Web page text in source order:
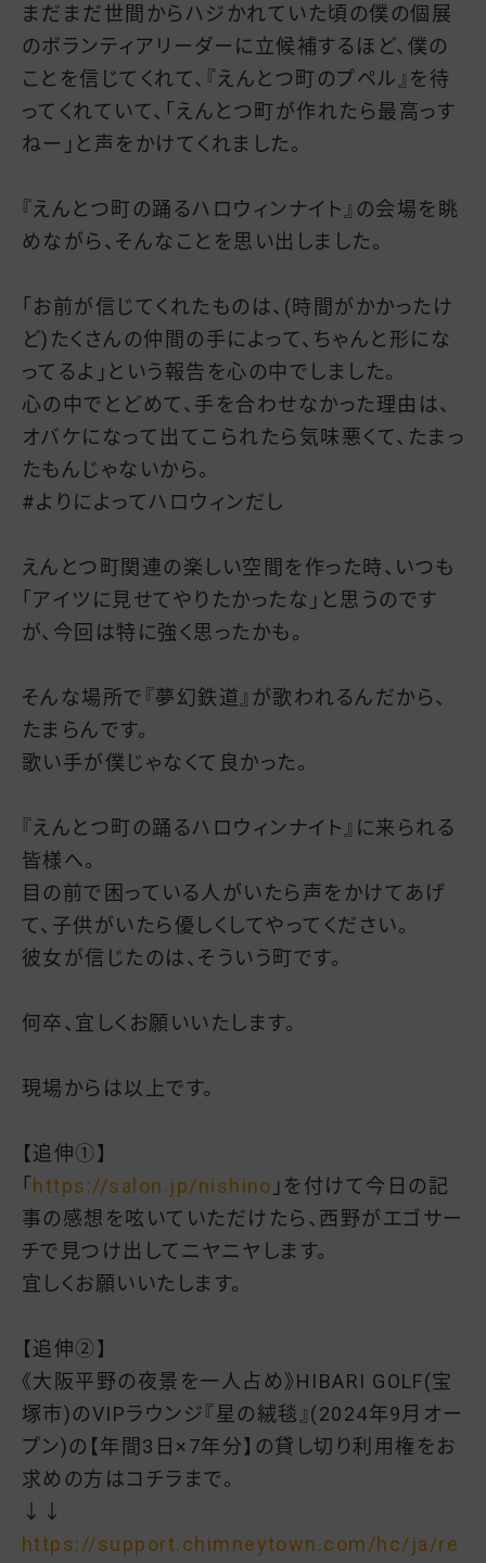
まだまだ世間からハジかれていた頃の僕の個展
のボランティアリーダーに立候補するほど、僕の
ことを信じてくれて、『えんとつ町のプペル』を待
ってくれていて、「えんとつ町が作れたら最高っす
ねー」と声をかけてくれました。
『えんとつ町の踊るハロウィンナイト』の会場を眺
めながら、そんなことを思い出しました。
「お前が信じてくれたものは、(時間がかかったけ
ど)たくさんの仲間の手によって、ちゃんと形にな
ってるよ」という報告を心の中でしました。
心の中でとどめて、手を合わせなかった理由は、
オバケになって出てこられたら気味悪くて、たまっ
たもんじゃないから。
#よりによってハロウィンだし
えんとつ町関連の楽しい空間を作った時、いつも
「アイツに見せてやりたかったな」と思うのです
が、今回は特に強く思ったかも。
そんな場所で『夢幻鉄道』が歌われるんだから、
たまらんです。
歌い手が僕じゃなくて良かった。
『えんとつ町の踊るハロウィンナイト』に来られる
皆様へ。
目の前で困っている人がいたら声をかけてあげ
て、子供がいたら優しくしてやってください。
彼女が信じたのは、そういう町です。
何卒、宜しくお願いいたします。
現場からは以上です。
【追伸①】
「 https://salon.jp/nishino 」を付けて今日の記
事の感想を呟いていただけたら、西野がエゴサー
チで見つけ出してニヤニヤします。
宜しくお願いいたします。
【追伸②】
《大阪平野の夜景を一人占め》HIBARI GOLF(宝
塚市)のVIPラウンジ『星の絨毯』(2024年9月オー
プン)の【年間3日×7年分】の貸し切り利用権をお
求めの方はコチラまで。
↓↓
https://support.chimneytown.com/hc/ja/re